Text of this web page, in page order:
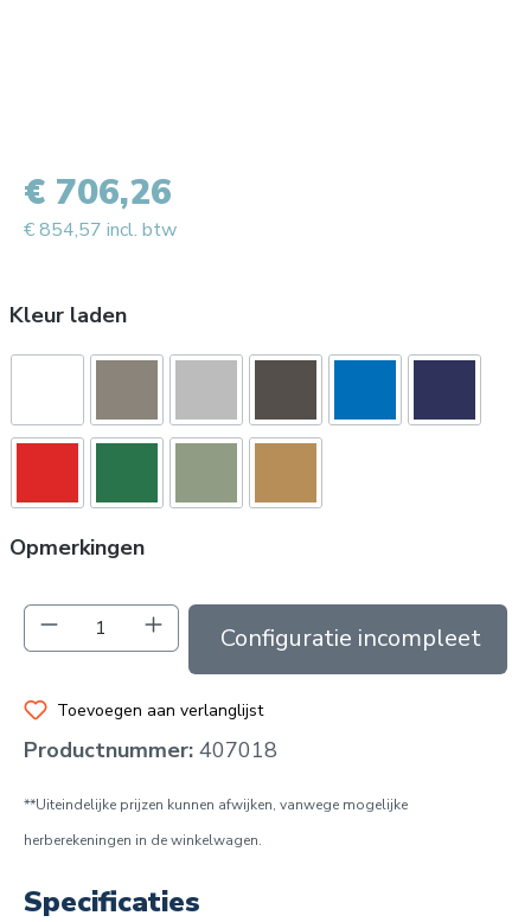
Kleur laden
Opmerkingen
€ 706,26
€ 854,57 incl. btw
Producthoeveelheid: Voer de gewenste
In de winkelmand
Toevoegen aan verlanglijst
Productnummer: 407018
**Uiteindelijke prijzen kunnen afwijken, vanwege mogelijke
herberekeningen in de winkelwagen.
Specificaties